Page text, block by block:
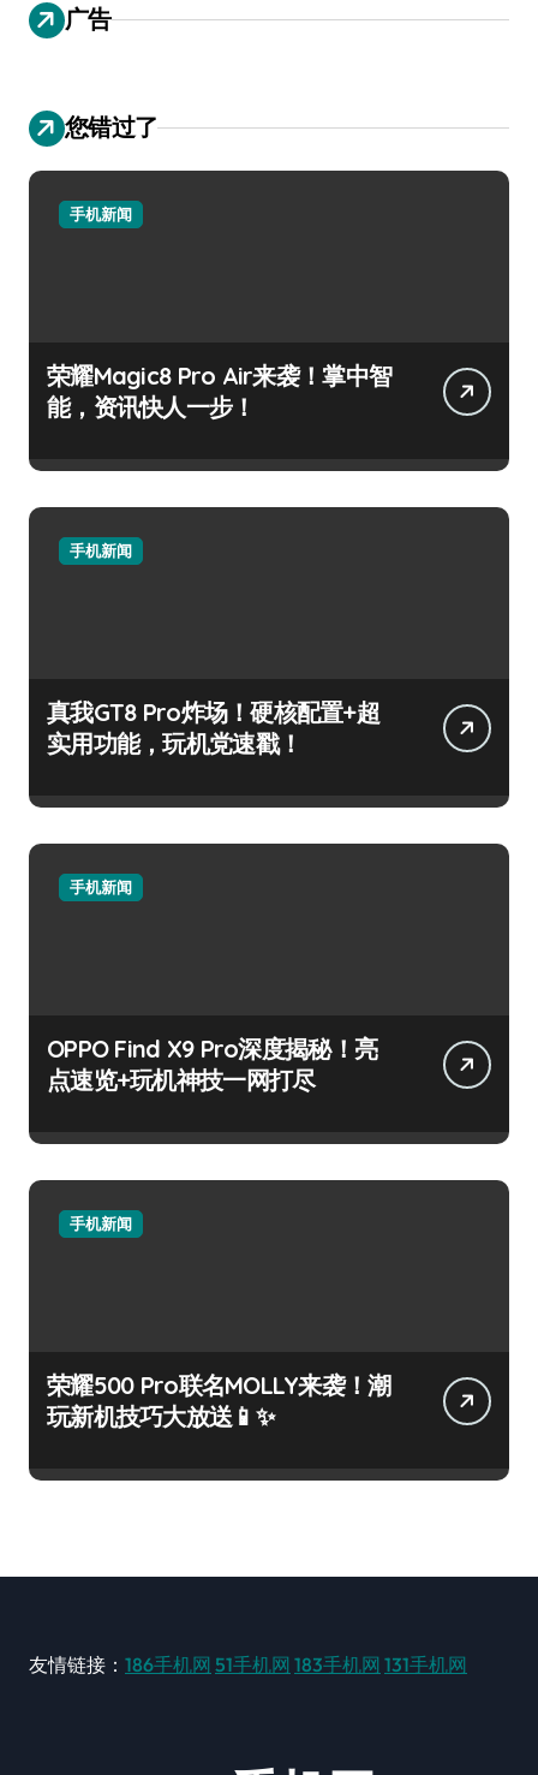
广告
您错过了
手机新闻
荣耀Magic8 Pro Air来袭！掌中智
能，资讯快人一步！
手机新闻
真我GT8 Pro炸场！硬核配置+超
实用功能，玩机党速戳！
手机新闻
OPPO Find X9 Pro深度揭秘！亮
点速览+玩机神技一网打尽
手机新闻
荣耀500 Pro联名MOLLY来袭！潮
玩新机技巧大放送📱✨
友情链接： 186手机网 51手机网 183手机网 131手机网